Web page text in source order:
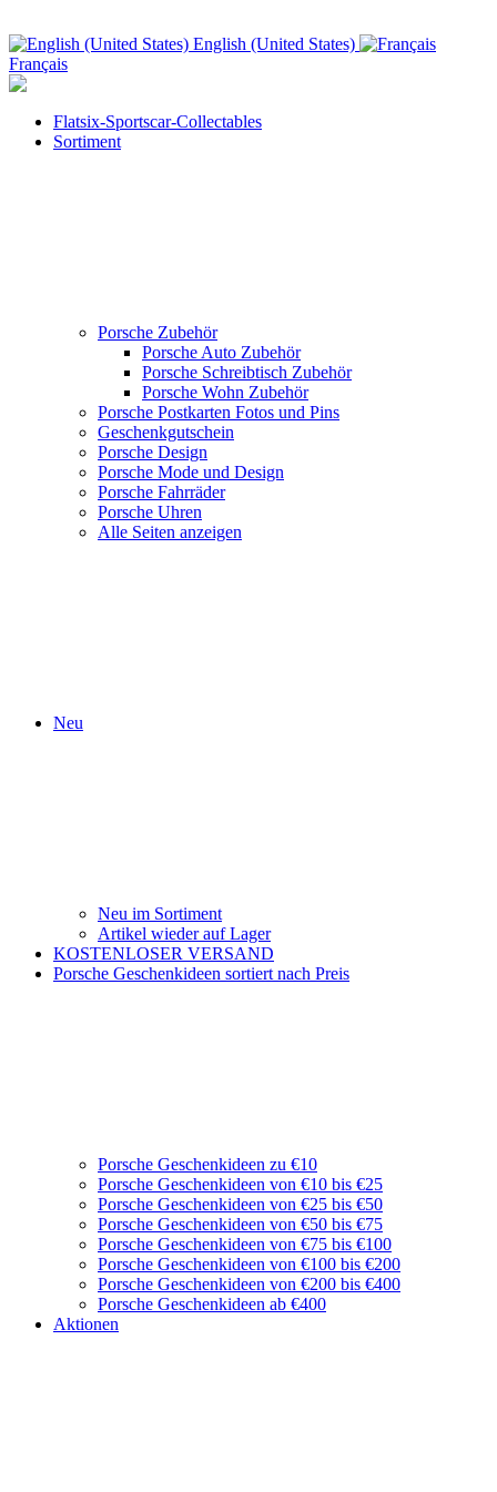
English (United States)
Français
Flatsix-Sportscar-Collectables
Sortiment
Porsche Zubehör
Porsche Auto Zubehör
Porsche Schreibtisch Zubehör
Porsche Wohn Zubehör
Porsche Postkarten Fotos und Pins
Geschenkgutschein
Porsche Design
Porsche Mode und Design
Porsche Fahrräder
Porsche Uhren
Alle Seiten anzeigen
Neu
Neu im Sortiment
Artikel wieder auf Lager
KOSTENLOSER VERSAND
Porsche Geschenkideen sortiert nach Preis
Porsche Geschenkideen zu €10
Porsche Geschenkideen von €10 bis €25
Porsche Geschenkideen von €25 bis €50
Porsche Geschenkideen von €50 bis €75
Porsche Geschenkideen von €75 bis €100
Porsche Geschenkideen von €100 bis €200
Porsche Geschenkideen von €200 bis €400
Porsche Geschenkideen ab €400
Aktionen